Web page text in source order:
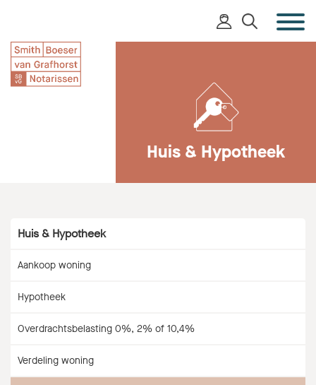
Huis & Hypotheek
Huis & Hypotheek
Aankoop woning
Hypotheek
Overdrachtsbelasting 0%, 2% of 10,4%
Verdeling woning